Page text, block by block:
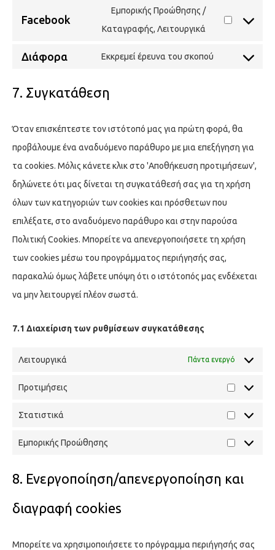
Facebook
Εμπορικής Προώθησης /
Καταγραφής, Λειτουργικά
Διάφορα Εκκρεμεί έρευνα του σκοπού
7. Συγκατάθεση
Όταν επισκέπτεστε τον ιστότοπό μας για πρώτη φορά, θα
προβάλουμε ένα αναδυόμενο παράθυρο με μια επεξήγηση για
τα cookies. Μόλις κάνετε κλικ στο 'Αποθήκευση προτιμήσεων',
δηλώνετε ότι μας δίνεται τη συγκατάθεσή σας για τη χρήση
όλων των κατηγοριών των cookies και πρόσθετων που
επιλέξατε, στο αναδυόμενο παράθυρο και στην παρούσα
Πολιτική Cookies. Μπορείτε να απενεργοποιήσετε τη χρήση
των cookies μέσω του προγράμματος περιήγησής σας,
παρακαλώ όμως λάβετε υπόψη ότι ο ιστότοπός μας ενδέχεται
να μην λειτουργεί πλέον σωστά.
7.1 Διαχείριση των ρυθμίσεων συγκατάθεσης
Λειτουργικά Πάντα ενεργό
Προτιμήσεις
Στατιστικά
Εμπορικής Προώθησης
8. Ενεργοποίηση/απενεργοποίηση και
διαγραφή cookies
Μπορείτε να χρησιμοποιήσετε το πρόγραμμα περιήγησής σας